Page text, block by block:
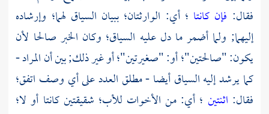
فقال: فإن كانتا ؛ أي: الوارثتان؛ ببيان السياق لهما؛ وإرشاده
إليهما; ولما أضمر ما دل عليه السياق؛ وكان الخبر صالحا لأن
يكون: "صالحتين"؛ أو: "صغيرتين"؛ أو غير ذلك; بين أن المراد -
كما يرشد إليه السياق أيضا - مطلق العدد على أي وصف اتفق؛
فقال: اثنتين ؛ أي: من الأخوات للأب؛ شقيقتين كانتا أو لا؛